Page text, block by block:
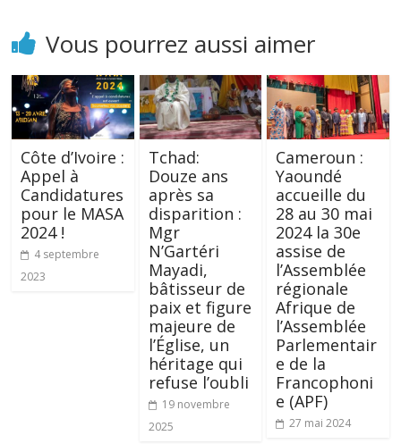
Vous pourrez aussi aimer
Côte d’Ivoire :
Appel à
Candidatures
pour le MASA
2024 !
4 septembre
2023
Tchad:
Douze ans
après sa
disparition :
Mgr
N’Gartéri
Mayadi,
bâtisseur de
paix et figure
majeure de
l’Église, un
héritage qui
refuse l’oubli
19 novembre
2025
Cameroun :
Yaoundé
accueille du
28 au 30 mai
2024 la 30e
assise de
l’Assemblée
régionale
Afrique de
l’Assemblée
Parlementair
e de la
Francophoni
e (APF)
27 mai 2024